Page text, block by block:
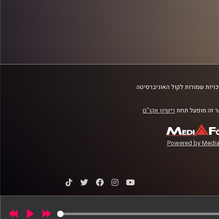
שמורות לקול האוניברסיטה
זה מופעל תחת רישיון אקו"ם
Powered by